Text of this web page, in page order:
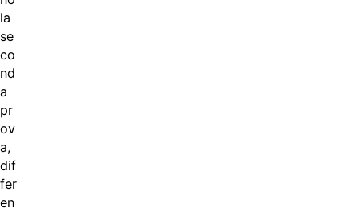
la
se
co
nd
a
pr
ov
a,
dif
fer
en